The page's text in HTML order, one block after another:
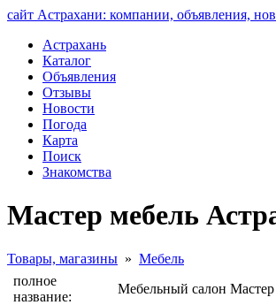
сайт Астрахани: компании, объявления,
Астрахань
Каталог
Объявления
Отзывы
Новости
Погода
Карта
Поиск
Знакомства
Мастер мебель
Товары, магазины » Мебель
полное
название:
Мебельный салон Мастер